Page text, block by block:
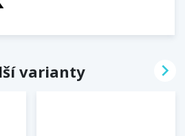
varianty 